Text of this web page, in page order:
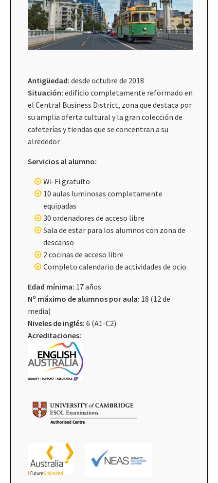
Antigüedad: desde octubre de 2018
Situación: edificio completamente reformado en
el Central Business District, zona que destaca por
su amplia oferta cultural y la gran colección de
cafeterías y tiendas que se concentran a su
alrededor
Servicios al alumno:
Wi-Fi gratuito
10 aulas luminosas completamente
equipadas
30 ordenadores de acceso libre
Sala de estar para los alumnos con zona de
descanso
2 cocinas de acceso libre
Completo calendario de actividades de ocio
Edad mínima: 17 años
Nº máximo de alumnos por aula: 18 (12 de
media)
Niveles de inglés: 6 (A1-C2)
Acreditaciones: